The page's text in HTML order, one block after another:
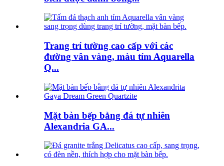
Trang trí tường cao cấp với các
đường vân vàng, màu tím Aquarella
Q...
Mặt bàn bếp bằng đá tự nhiên
Alexandria GA...